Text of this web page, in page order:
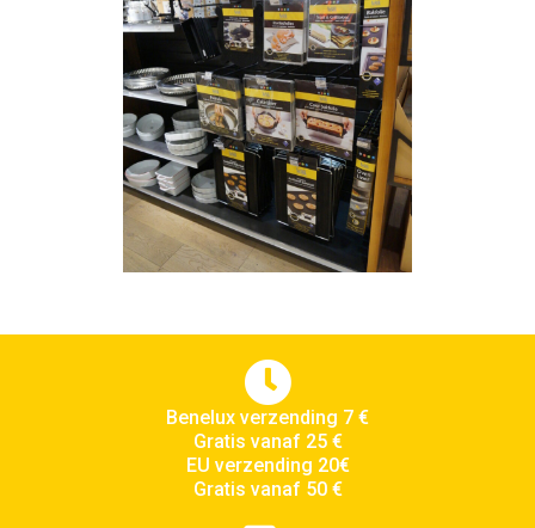
Benelux verzending 7 €
Gratis vanaf 25 €
EU verzending 20€
Gratis vanaf 50 €